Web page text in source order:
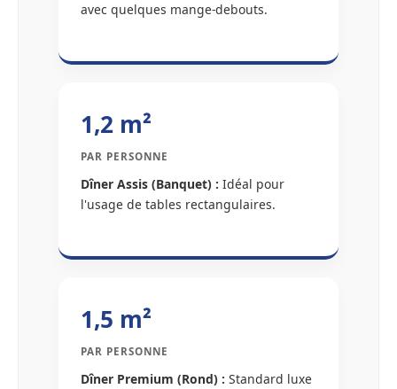
avec quelques mange-debouts.
1,2 m²
PAR PERSONNE
Dîner Assis (Banquet) : Idéal pour
l'usage de tables rectangulaires.
1,5 m²
PAR PERSONNE
Dîner Premium (Rond) : Standard luxe